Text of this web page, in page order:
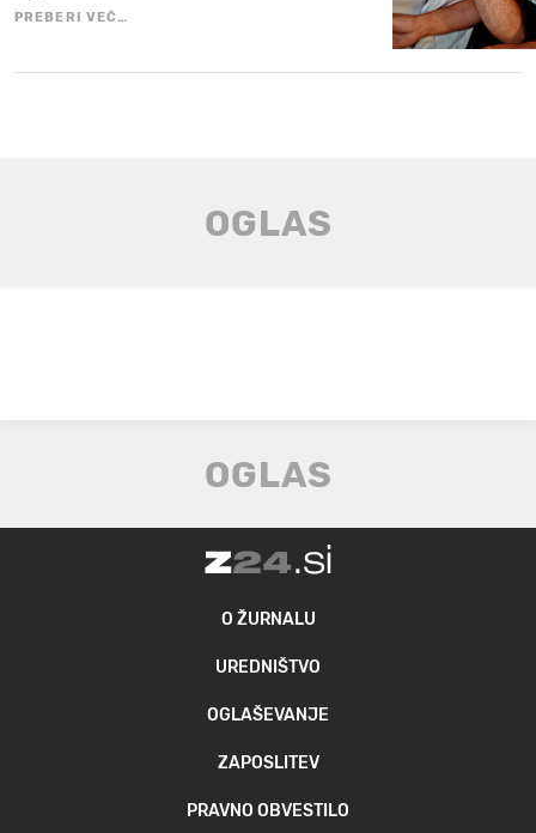
PREBERI VEČ…
O ŽURNALU
UREDNIŠTVO
OGLAŠEVANJE
ZAPOSLITEV
PRAVNO OBVESTILO